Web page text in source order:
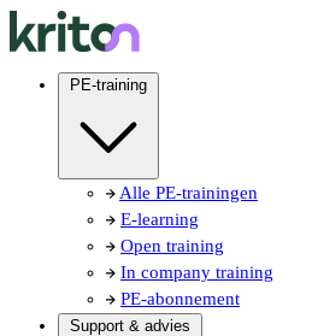
PE-training
Alle PE-trainingen
E-learning
Open training
In company training
PE-abonnement
Support & advies